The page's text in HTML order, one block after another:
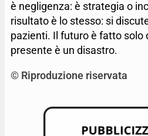
è negligenza: è strategia o
risultato è lo stesso: si
pazienti. Il futuro è fatto solo
presente è un disastro.
© Riproduzione riservata